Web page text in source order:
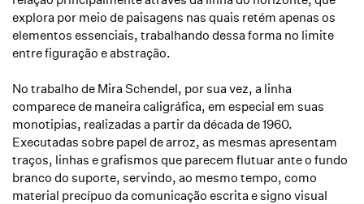
explora por meio de paisagens nas quais retém apenas os
elementos essenciais, trabalhando dessa forma no limite
entre figuração e abstração.
No trabalho de Mira Schendel, por sua vez, a linha
comparece de maneira caligráfica, em especial em suas
monotipias, realizadas a partir da década de 1960.
Executadas sobre papel de arroz, as mesmas apresentam
traços, linhas e grafismos que parecem flutuar ante o fundo
branco do suporte, servindo, ao mesmo tempo, como
material precípuo da comunicação escrita e signo visual